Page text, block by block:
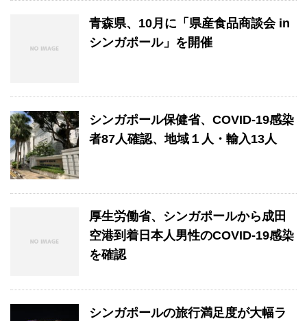
青森県、10月に「県産食品商談会 in
シンガポール」を開催
シンガポール保健省、COVID-19感染
者87人確認、地域１人・輸入13人
厚生労働省、シンガポールから成田
空港到着日本人男性のCOVID-19感染
を確認
シンガポールの旅行満足度が大幅ラ